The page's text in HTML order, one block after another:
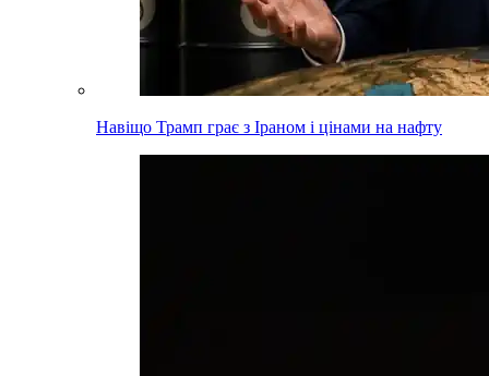
Навіщо Трамп грає з Іраном і цінами на нафту